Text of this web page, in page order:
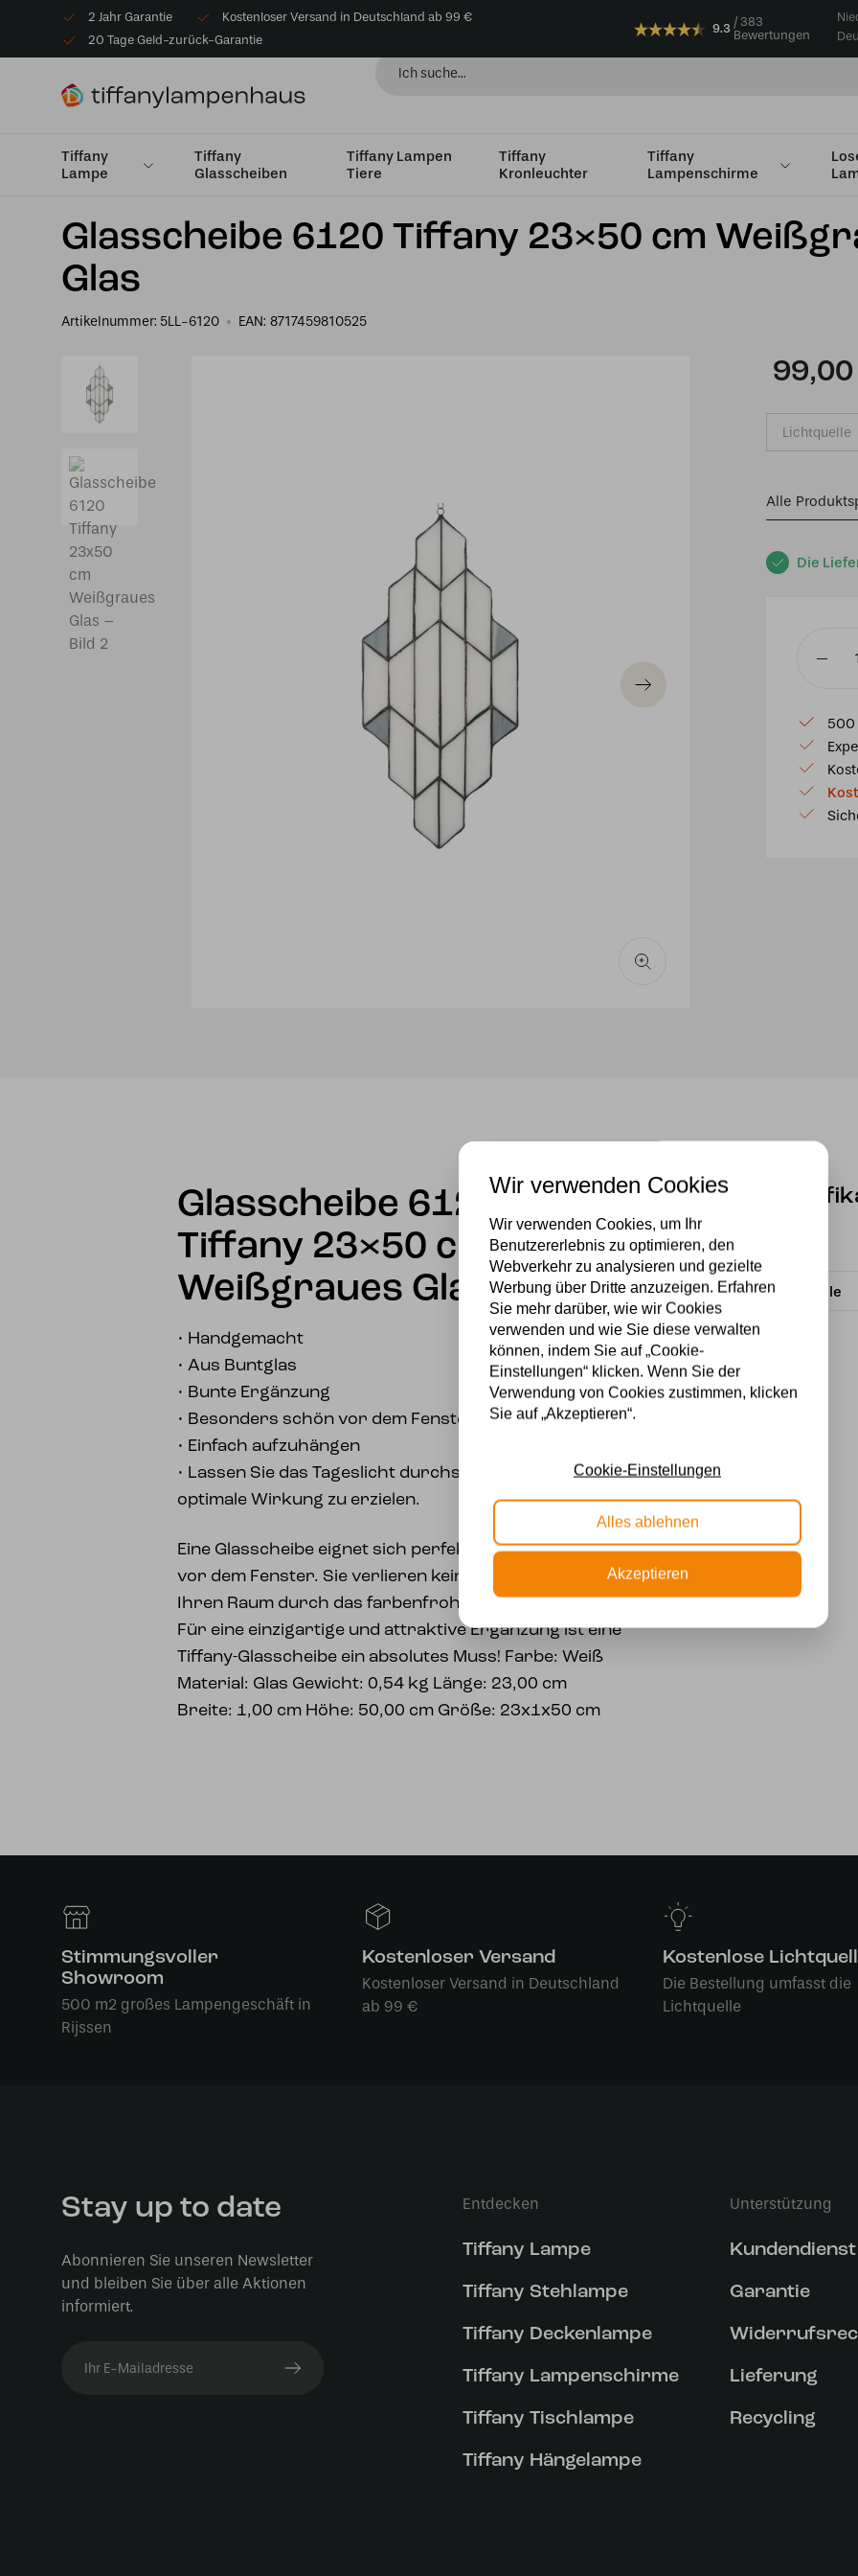
2 Jahr Garantie
Kostenloser Versand in Deutschland ab 99 €
20 Tage Geld-zurück-Garantie
9.3
383
Bewertungen
Tiffany
Lampe
Tiffany
Glasscheiben
Tiffany Lampen
Tiere
Tiffany
Kronleuchter
Tiffany
Lampenschirme
Startseite Tiffany Glasscheibe Glasscheibe 6120 Tiffany 23×50 cm Weißgraues Glas
Glasscheibe 6120 Tiffany 23×50 cm
Glas
Artikelnummer: 5LL-6120 EAN: 8717459810525
Die
99,00
Lichtquelle
Alle
Tiffany
23x50
cm
Glas
500
Glasscheibe 6120
Tiffany 23×50 cm
Weißgraues Glas
• Handgemacht
• Aus Buntglas
• Bunte Ergänzung
• Besonders schön vor dem Fenster
• Einfach aufzuhängen
• Lassen Sie das Tageslicht durchscheinen, um eine
optimale Wirkung zu erzielen.
Eine Glasscheibe eignet sich perfekt zum Aufhängen
vor dem Fenster. Sie verlieren kein Licht und lassen
Ihren Raum durch das farbenfrohe Buntglas erhellen.
Für eine einzigartige und attraktive Ergänzung ist eine
Tiffany-Glasscheibe ein absolutes Muss! Farbe: Weiß
Material: Glas Gewicht: 0,54 kg Länge: 23,00 cm
Breite: 1,00 cm Höhe: 50,00 cm Größe: 23x1x50 cm
Lichtquelle
Stimmungsvoller
Showroom
500 m2 großes Lampengeschäft in
Rijssen
Kostenloser Versand
Kostenloser Versand in Deutschland
ab 99 €
Kostenlose
Die Bestellung umfasst die
Lichtquelle
Stay up to date
Abonnieren Sie unseren Newsletter
und bleiben Sie über alle Aktionen
informiert.
Entdecken
Tiffany Lampe
Tiffany Stehlampe
Tiffany Deckenlampe
Tiffany Lampenschirme
Tiffany Tischlampe
Tiffany Hängelampe
Unterstützung
Kundendienst
Garantie
Lieferung
Recycling
Wir verwenden Cookies
Wir verwenden Cookies, um Ihr
Benutzererlebnis zu optimieren, den
Webverkehr zu analysieren und gezielte
Werbung über Dritte anzuzeigen. Erfahren
Sie mehr darüber, wie wir Cookies
verwenden und wie Sie diese verwalten
können, indem Sie auf „Cookie-
Einstellungen“ klicken. Wenn Sie der
Verwendung von Cookies zustimmen, klicken
Sie auf „Akzeptieren“.
Cookie-Einstellungen
Alles ablehnen
Akzeptieren